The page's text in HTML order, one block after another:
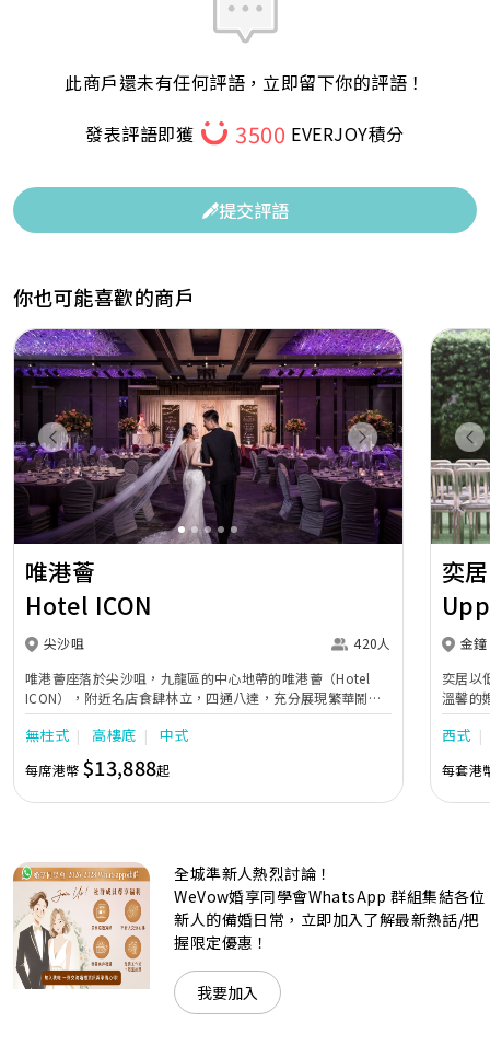
此商戶還未有任何評語，立即留下你的評語！
發表評語即獲
3500 EVERJOY積分
提交評語
你也可能喜歡的商戶
Previous Next
唯港薈
Hotel ICON
尖沙咀
420人
唯港薈座落於尖沙咀，九龍區的中心地帶的唯港薈（Hotel
ICON），附近名店食肆林立，四通八達，充分展現繁華鬧巿
中的活力個性，成為一眾準新人舉辦婚宴的熱門之選。專業團
隊由策劃統籌至所有婚宴每個細節，唯港薈都力臻完美，保證
讓您留下獨特的醉人回憶。 擁有時尚高樓頂的Silverbox宴會
廳，配置了全套先進的視聽影音及燈光設備配套，並採用極富
現代時尚感的水晶玻璃燈，演繹出與別不同的經典神韻。不論
準新人的個性及預算﹔保證為您打造夢寐以求的特別日子，令
賓客永誌難忘！
無柱式 高樓底 中式
每席港幣 $13,888起
奕居
金鐘
奕居以
溫馨的
團隊會
西式
每套港
全城準新人熱烈討論！
WeVow婚享同學會WhatsApp 群組集結各位
新人的備婚日常，立即加入了解最新熱話/把
握限定優惠！
我要加入